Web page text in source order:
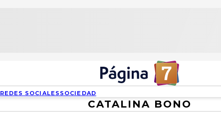
REDES SOCIALES SOCIEDAD
CATALINA BONO